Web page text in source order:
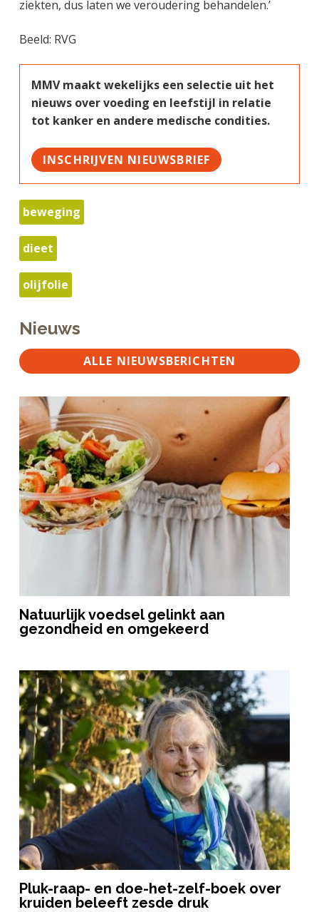
ziekten, dus laten we veroudering behandelen.’
Beeld: RVG
MMV maakt wekelijks een selectie uit het
nieuws over voeding en leefstijl in relatie
tot kanker en andere medische condities.
INSCHRIJVEN NIEUWSBRIEF
beweging
dieet
olijfolie
Nieuws
ALLE NIEUWSBERICHTEN
Natuurlijk voedsel gelinkt aan
gezondheid en omgekeerd
Pluk-raap- en doe-het-zelf-boek over
kruiden beleeft zesde druk